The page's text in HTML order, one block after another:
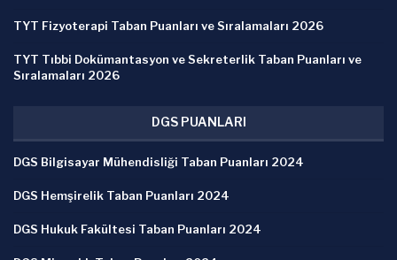
TYT Fizyoterapi Taban Puanları ve Sıralamaları 2026
TYT Tıbbi Dokümantasyon ve Sekreterlik Taban Puanları ve
Sıralamaları 2026
DGS PUANLARI
DGS Bilgisayar Mühendisliği Taban Puanları 2024
DGS Hemşirelik Taban Puanları 2024
DGS Hukuk Fakültesi Taban Puanları 2024